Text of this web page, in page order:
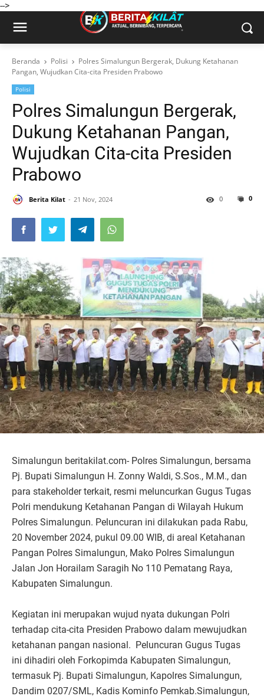
-->
Beranda Polisi
Polres Simalungun Bergerak, Dukung Ketahanan
Pangan, Wujudkan Cita-cita Presiden Prabowo
Polisi
Polres Simalungun Bergerak,
Dukung Ketahanan Pangan,
Wujudkan Cita-cita Presiden
Prabowo
Berita Kilat 21 Nov, 2024 0
0
Simalungun beritakilat.com- Polres Simalungun, bersama
Pj. Bupati Simalungun H. Zonny Waldi, S.Sos., M.M., dan
para stakeholder terkait, resmi meluncurkan Gugus Tugas
Polri mendukung Ketahanan Pangan di Wilayah Hukum
Polres Simalungun. Peluncuran ini dilakukan pada Rabu,
20 November 2024, pukul 09.00 WIB, di areal Ketahanan
Pangan Polres Simalungun, Mako Polres Simalungun
Jalan Jon Horailam Saragih No 110 Pematang Raya,
Kabupaten Simalungun.
Kegiatan ini merupakan wujud nyata dukungan Polri
terhadap cita-cita Presiden Prabowo dalam mewujudkan
ketahanan pangan nasional. Peluncuran Gugus Tugas
ini dihadiri oleh Forkopimda Kabupaten Simalungun,
termasuk Pj. Bupati Simalungun, Kapolres Simalungun,
Dandim 0207/SML, Kadis Kominfo Pemkab.Simalungun,